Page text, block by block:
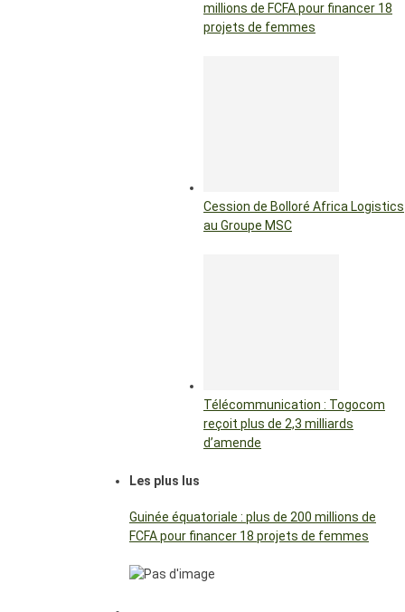
millions de FCFA pour financer 18
projets de femmes
Cession de Bolloré Africa Logistics
au Groupe MSC
Télécommunication : Togocom
reçoit plus de 2,3 milliards
d’amende
Les plus lus
Guinée équatoriale : plus de 200 millions de
FCFA pour financer 18 projets de femmes